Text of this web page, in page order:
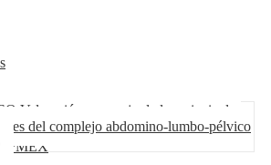
Valoración y manejo de las principales
del complejo abdomino-lumbo-pélvico